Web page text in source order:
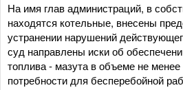
На имя глав администраций, в
находятся котельные, внесены
устранении нарушений
суд направлены иски об
топлива - мазута в объеме не менее
потребности для бесперебойной